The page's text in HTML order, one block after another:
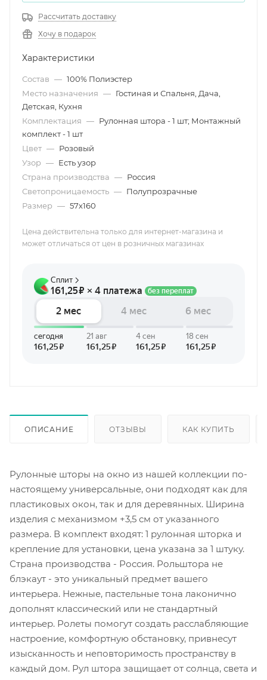
Рассчитать доставку
Хочу в подарок
Характеристики
Состав — 100% Полиэстер
Место назначения — Гостиная и Спальня, Дача,
Детская, Кухня
Комплектация — Рулонная штора - 1 шт; Монтажный
комплект - 1 шт
Цвет — Розовый
Узор — Есть узор
Страна производства — Россия
Светопроницаемость — Полупрозрачные
Размер — 57х160
Цена действительна только для интернет-магазина и
может отличаться от цен в розничных магазинах
ОПИСАНИЕ ОТЗЫВЫ КАК КУПИТЬ
Рулонные шторы на окно из нашей коллекции по-
настоящему универсальные, они подходят как для
пластиковых окон, так и для деревянных. Ширина
изделия с механизмом +3,5 см от указанного
размера. В комплект входят: 1 рулонная шторка и
крепление для установки, цена указана за 1 штуку.
Страна производства - Россия. Рольштора не
блэкаут - это уникальный предмет вашего
интерьера. Нежные, пастельные тона лаконично
дополнят классический или не стандартный
интерьер. Ролеты помогут создать расслабляющие
настроение, комфортную обстановку, привнесут
изысканность и неповторимость пространству в
каждый дом. Рул штора защищает от солнца, света и